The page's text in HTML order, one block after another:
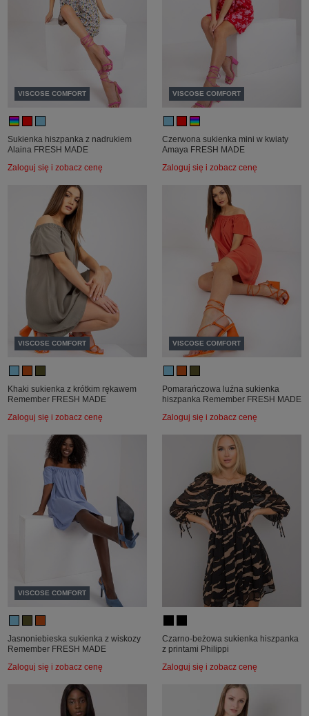
VISCOSE COMFORT
Sukienka hiszpanka z nadrukiem
Alaina FRESH MADE
Zaloguj się i zobacz cenę
VISCOSE COMFORT
Czerwona sukienka mini w kwiaty
Amaya FRESH MADE
Zaloguj się i zobacz cenę
VISCOSE COMFORT
Khaki sukienka z krótkim rękawem
Remember FRESH MADE
Zaloguj się i zobacz cenę
VISCOSE COMFORT
Pomarańczowa luźna sukienka
hiszpanka Remember FRESH MADE
Zaloguj się i zobacz cenę
VISCOSE COMFORT
Jasnoniebieska sukienka z wiskozy
Remember FRESH MADE
Zaloguj się i zobacz cenę
Czarno-beżowa sukienka hiszpanka
z printami Philippi
Zaloguj się i zobacz cenę